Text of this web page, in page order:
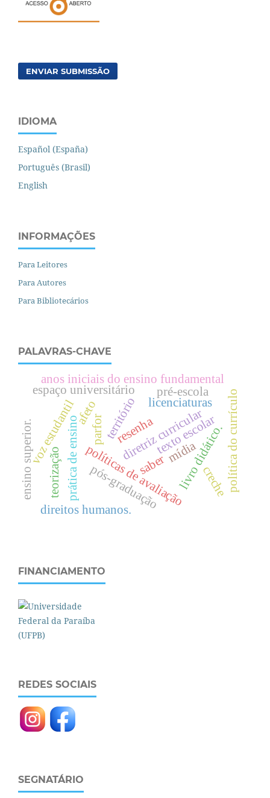
ENVIAR SUBMISSÃO
IDIOMA
Español (España)
Português (Brasil)
English
INFORMAÇÕES
Para Leitores
Para Autores
Para Bibliotecários
PALAVRAS-CHAVE
resenha
território
diretriz curricular
prática de ensino texto escolar
políticas de avaliação
espaço universitário
pós-graduação
saber
anos iniciais do ensino fundamental
mídia
livro didático.
direitos humanos.
licenciaturas
parfor
voz estudantil
pré-escola
creche
e
n
s
i
n
o
s
u
p
e
r
i
o
r
. política do currículo
teorização
afeto
FINANCIAMENTO
REDES SOCIAIS
SEGNATÁRIO